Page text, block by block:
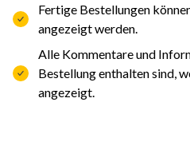
Fertige Bestellungen
angezeigt werden.
Alle Kommentare und
Bestellung enthalten sind,
angezeigt.